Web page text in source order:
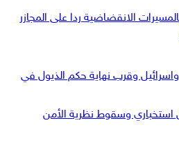
الانقضاضية ردا على المجازر
وقرب نهاية حكم الذيول في
وسقوط نظرية الأمن